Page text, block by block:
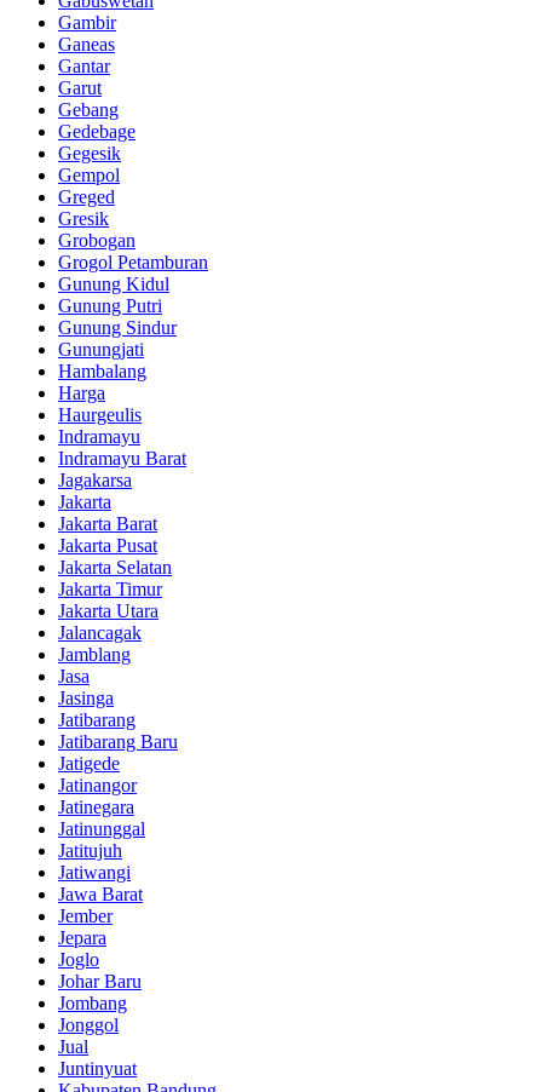
Gambir
Ganeas
Gantar
Garut
Gebang
Gedebage
Gegesik
Gempol
Greged
Gresik
Grobogan
Grogol Petamburan
Gunung Kidul
Gunung Putri
Gunung Sindur
Gunungjati
Hambalang
Harga
Haurgeulis
Indramayu
Indramayu Barat
Jagakarsa
Jakarta
Jakarta Barat
Jakarta Pusat
Jakarta Selatan
Jakarta Timur
Jakarta Utara
Jalancagak
Jamblang
Jasa
Jasinga
Jatibarang
Jatibarang Baru
Jatigede
Jatinangor
Jatinegara
Jatinunggal
Jatitujuh
Jatiwangi
Jawa Barat
Jember
Jepara
Joglo
Johar Baru
Jombang
Jonggol
Jual
Juntinyuat